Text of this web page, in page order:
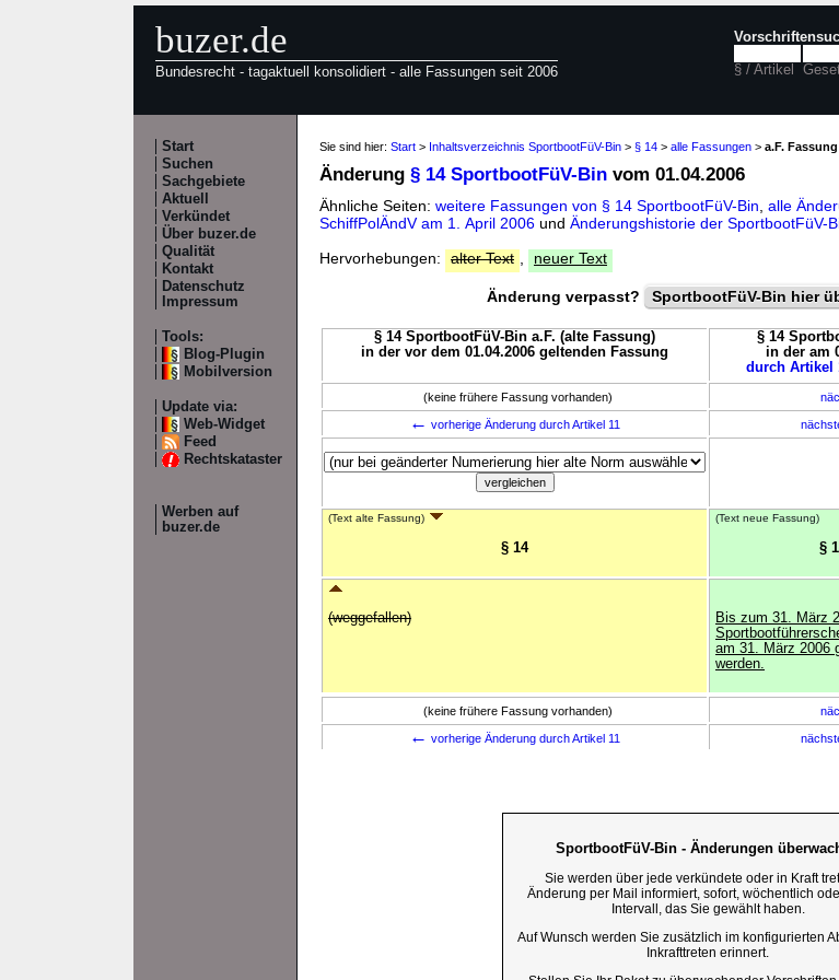
buzer.de
Bundesrecht - tagaktuell konsolidiert - alle Fassungen seit 2006 § / Artikel
Start
Suchen
Sachgebiete
Aktuell
Verkündet
Über buzer.de
Qualität
Kontakt
Datenschutz
Impressum
Tools:
Blog-Plugin
Mobilversion
Update via:
Web-Widget
Feed
Rechtskataster
Werben auf
buzer.de
Sie sind hier: Start > Inhaltsverzeichnis SportbootFüV-Bin > § 14 > alle Fassungen > a.F.
Änderung § 14 SportbootFüV-Bin vom 01.04.2006
Ähnliche Seiten: weitere Fassungen von § 14 SportbootFüV-Bin alle
SchiffPolÄndV am 1. April 2006 und Änderungshistorie der SportbootFüV-
Hervorhebungen:
alter Text neuer Text
Änderung verpasst? SportbootFüV-Bin hier
§ 14 SportbootFüV-Bin a.F. (alte Fassung)
in der vor dem 01.04.2006 geltenden Fassung
§ 14
in der am
durch Artikel
(keine frühere Fassung vorhanden)
← vorherige Änderung durch Artikel 11
(Text alte Fassung)
§ 14
(Text neue Fassung)
§
(weggefallen)
Bis zum 31. März
am 31. März 2006
werden.
(keine frühere Fassung vorhanden)
← vorherige Änderung durch Artikel 11
SportbootFüV-Bin - Änderungen
Sie werden über jede verkündete oder in Kraft
Änderung per Mail informiert, sofort, wöchentlich
Intervall, das Sie gewählt haben.
Auf Wunsch werden Sie zusätzlich im konfigurierten
Inkrafttreten erinnert.